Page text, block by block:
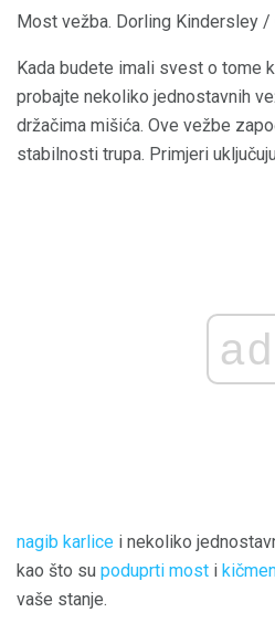
Most vežba. Dorling Kindersley /
Kada budete imali svest o tome
probajte nekoliko jednostavnih
držačima mišića. Ove vežbe
stabilnosti trupa. Primjeri uključuju
ad
nagib karlice i nekoliko
kao što su poduprti most i
vaše stanje.